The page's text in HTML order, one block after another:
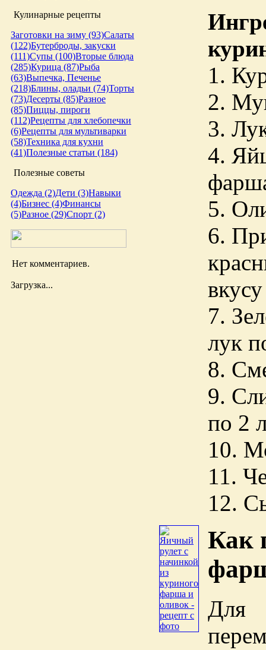
Кулинарные рецепты
Заготовки на зиму (93)Салаты
(122)Бутерброды, закуски
(111)Супы (100)Вторые блюда
(285)Курица (87)Рыба
(63)Выпечка, Печенье
(218)Блины, оладьи (74)Торты
(73)Десерты (85)Разное
(85)Пиццы, пироги
(112)Рецепты для хлебопечки
(6)Рецепты для мультиварки
(58)Техника для кухни
(41)Полезные статьи (184)
Полезные советы
Одежда (2)Дети (3)Навыки
(4)Бизнес (4)Финансы
(5)Разное (29)Спорт (2)
Нет комментариев.
Загрузка...
1.
2.
3.
4.
5.
6.
вкусу
7.
лук
8.
9.
по 2
10.
11.
12.
Как
Для